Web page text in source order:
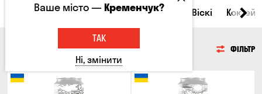
Всі товари Пиво Сидр Вино Віскі
ФІЛЬТР
Ваше місто —Кременчук?
ТАК
Ні, змінити